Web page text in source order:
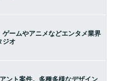
ゲームやアニメなどエンタメ業界
ジオ
ント案件。多種多様なデザイン